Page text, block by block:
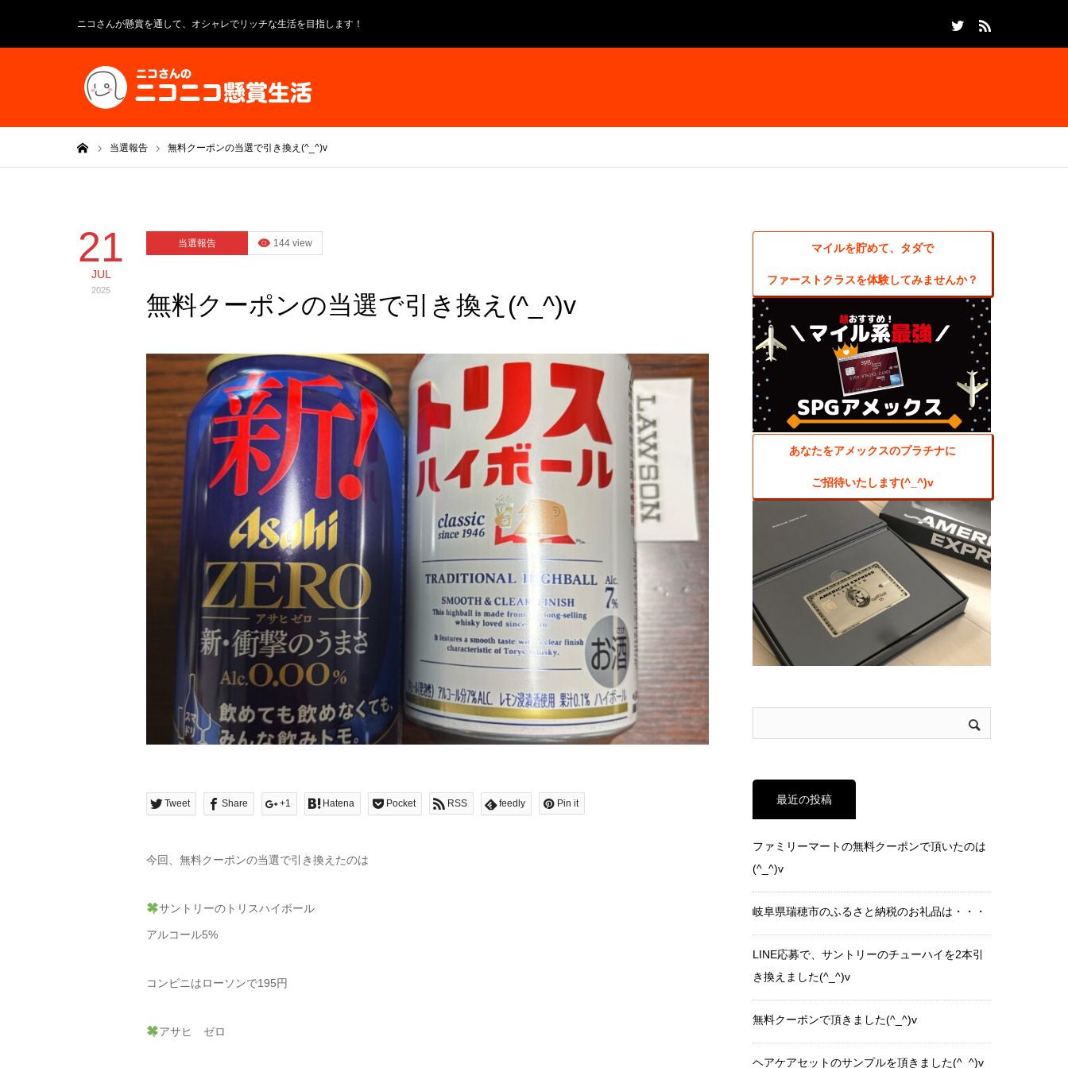
ニコさんが懸賞を通して、オシャレでリッチな生活を目指します！
当選報告 無料クーポンの当選で引き換え(^_^)v
21
JUL
2025
当選報告 144 view
無料クーポンの当選で引き換え(^_^)v
Tweet Share +1 Hatena Pocket RSS feedly Pin it
今回、無料クーポンの当選で引き換えたのは
サントリーのトリスハイボール
アルコール5%
コンビニはローソンで195円
アサヒ ゼロ
マイルを貯めて、タダで
ファーストクラスを体験してみませんか？
あなたをアメックスのプラチナに
ご招待いたします(^_^)v
最近の投稿
ファミリーマートの無料クーポンで頂いたのは
(^_^)v
岐阜県瑞穂市のふるさと納税のお礼品は・・・
LINE応募で、サントリーのチューハイを2本引
き換えました(^_^)v
無料クーポンで頂きました(^_^)v
ヘアケアセットのサンプルを頂きました(^_^)v